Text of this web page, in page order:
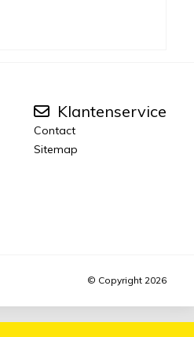
Klantenservice
Contact
Sitemap
© Copyright 2026